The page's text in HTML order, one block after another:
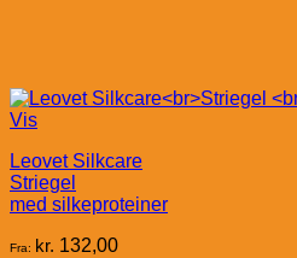
Vis
Leovet Silkcare
Striegel
med silkeproteiner
Fra: kr. 132,00